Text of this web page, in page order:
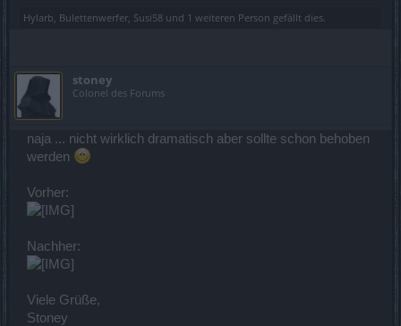
Hylarb Bulettenwerfer Susi58 und 1 weiteren Person gefällt dies.
stoney
Colonel des Forums
naja ... nicht wirklich dramatisch aber sollte schon behoben
werden
Vorher:
Nachher:
Viele Grüße,
Stoney